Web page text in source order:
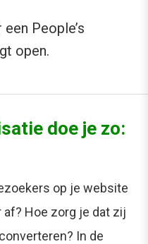
People’s
open.
doe je zo:
op je website
af? Hoe zorg je dat zij
In de